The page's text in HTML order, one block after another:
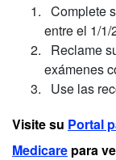
Complete
entre el 1/1/
Reclame
exámenes
Use las
Visite su Portal
Medicare para